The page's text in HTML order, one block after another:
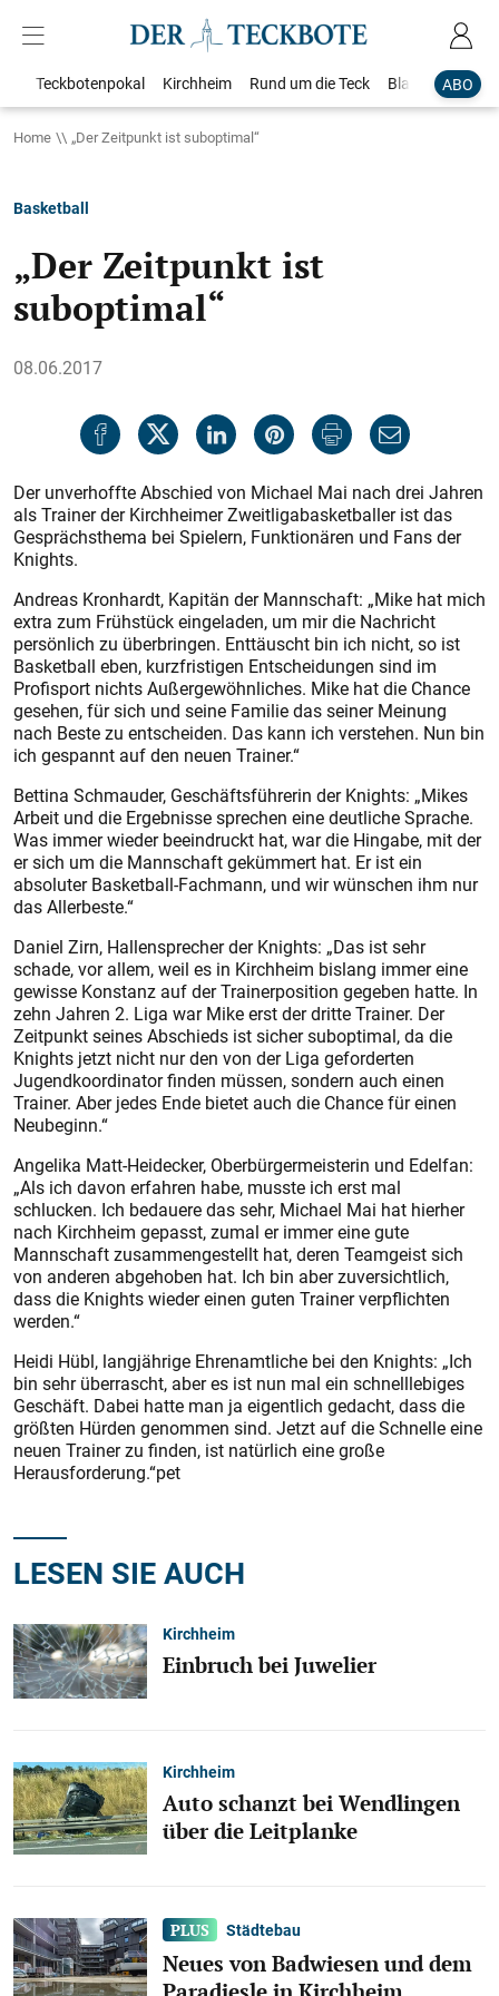
ABO
Teckbotenpokal Kirchheim Rund um die Teck Blaulicht
Home „Der Zeitpunkt ist suboptimal“
Basketball
„Der Zeitpunkt ist
suboptimal“
08.06.2017
Der unverhoffte Abschied von Michael Mai nach drei Jahren
als Trainer der Kirchheimer Zweitligabasketballer ist das
Gesprächsthema bei Spielern, Funktionären und Fans der
Knights.
Andreas Kronhardt, Kapitän der Mannschaft: „Mike hat mich
extra zum Frühstück eingeladen, um mir die Nachricht
persönlich zu überbringen. Enttäuscht bin ich nicht, so ist
Basketball eben, kurzfristigen Entscheidungen sind im
Profisport nichts Außergewöhnliches. Mike hat die Chance
gesehen, für sich und seine Familie das seiner Meinung
nach Beste zu entscheiden. Das kann ich verstehen. Nun bin
ich gespannt auf den neuen Trainer.“
Bettina Schmauder, Geschäftsführerin der Knights: „Mikes
Arbeit und die Ergebnisse sprechen eine deutliche Sprache.
Was immer wieder beeindruckt hat, war die Hingabe, mit der
er sich um die Mannschaft gekümmert hat. Er ist ein
absoluter Basketball-Fachmann, und wir wünschen ihm nur
das Allerbeste.“
Daniel Zirn, Hallensprecher der Knights: „Das ist sehr
schade, vor allem, weil es in Kirchheim bislang immer eine
gewisse Konstanz auf der Trainerposition gegeben hatte. In
zehn Jahren 2. Liga war Mike erst der dritte Trainer. Der
Zeitpunkt seines Abschieds ist sicher suboptimal, da die
Knights jetzt nicht nur den von der Liga geforderten
Jugendkoordinator finden müssen, sondern auch einen
Trainer. Aber jedes Ende bietet auch die Chance für einen
Neubeginn.“
Angelika Matt-Heidecker, Oberbürgermeisterin und Edelfan:
„Als ich davon erfahren habe, musste ich erst mal
schlucken. Ich bedauere das sehr, Michael Mai hat hierher
nach Kirchheim gepasst, zumal er immer eine gute
Mannschaft zusammengestellt hat, deren Teamgeist sich
von anderen abgehoben hat. Ich bin aber zuversichtlich,
dass die Knights wieder einen guten Trainer verpflichten
werden.“
Heidi Hübl, langjährige Ehrenamtliche bei den Knights: „Ich
bin sehr überrascht, aber es ist nun mal ein schnelllebiges
Geschäft. Dabei hatte man ja eigentlich gedacht, dass die
größten Hürden genommen sind. Jetzt auf die Schnelle eine
neuen Trainer zu finden, ist natürlich eine große
Herausforderung.“pet
LESEN SIE AUCH
Kirchheim
Einbruch bei Juwelier
Kirchheim
Auto schanzt bei Wendlingen
über die Leitplanke
Städtebau
Neues von Badwiesen und dem